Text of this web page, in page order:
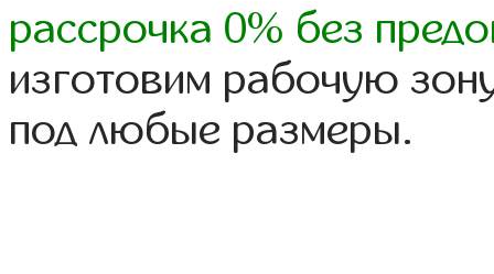
рассрочка 0% без
изготовим рабочую
под любые размеры.